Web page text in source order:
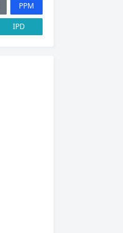
PPM
IPD